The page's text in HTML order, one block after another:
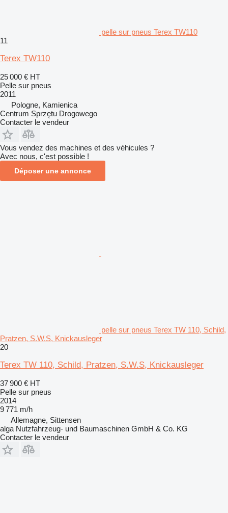
pelle sur pneus Terex TW110
11
Terex TW110
25 000 € HT
Pelle sur pneus
2011
Pologne, Kamienica
Centrum Sprzętu Drogowego
Contacter le vendeur
Vous vendez des machines et des véhicules ?
Avec nous, c'est possible !
Déposer une annonce
pelle sur pneus Terex TW 110, Schild,
Pratzen, S.W.S, Knickausleger
20
Terex TW 110, Schild, Pratzen, S.W.S, Knickausleger
37 900 € HT
Pelle sur pneus
2014
9 771 m/h
Allemagne, Sittensen
alga Nutzfahrzeug- und Baumaschinen GmbH & Co. KG
Contacter le vendeur